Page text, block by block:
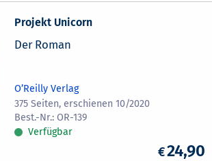
Projekt Unicorn
Der Roman
O’Reilly Verlag
375 Seiten, erschienen 10/2020
OR-139
Verfügbar
24,90